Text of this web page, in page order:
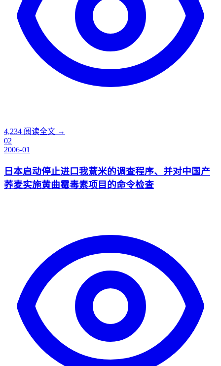
4,234 阅读全文 →
02
2006-01
日本启动停止进口我薏米的调查程序、并对中国产
荞麦实施黄曲霉毒素项目的命令检查